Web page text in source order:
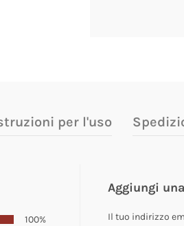
per l'uso
100%
Aggiungi
Il tuo indirizzo